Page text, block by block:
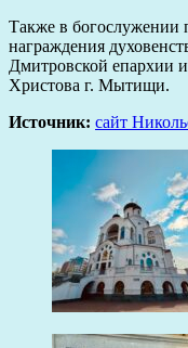
Также в богослужении
награждения
Дмитровской епархии
Христова г. Мытищи.
Источник: сайт